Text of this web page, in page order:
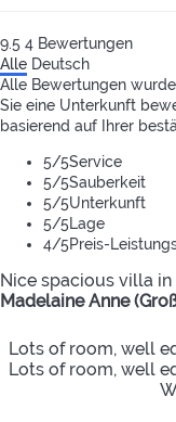
9.5 4 Bewertungen
Alle Deutsch
Alle Bewertungen
Sie eine Unterkunft
basierend auf Ihrer
5/5Service
5/5Sauberkeit
5/5Unterkunft
5/5Lage
4/5Preis-
Nice spacious villa
Madelaine Anne
Lots of room, well
Lots of room, well